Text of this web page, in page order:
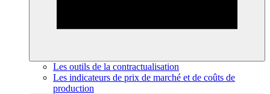
Les outils de la contractualisation
Les indicateurs de prix de marché et de coûts de
production